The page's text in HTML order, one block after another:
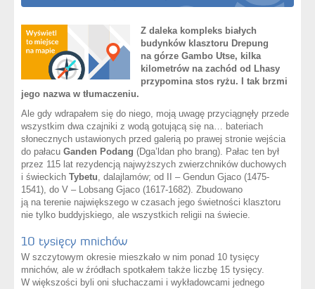
Z daleka kompleks białych
budynków klasztoru Drepung
na górze Gambo Utse, kilka
kilometrów na zachód od Lhasy
przypomina stos ryżu. I tak brzmi
jego nazwa w tłumaczeniu.
Ale gdy wdrapałem się do niego, moją uwagę przyciągnęły przede
wszystkim dwa czajniki z wodą gotującą się na… bateriach
słonecznych ustawionych przed galerią po prawej stronie wejścia
do pałacu Ganden Podang (Dga’ldan pho brang). Pałac ten był
przez 115 lat rezydencją najwyższych zwierzchników duchowych
i świeckich Tybetu, dalajlamów; od II – Gendun Gjaco (1475-
1541), do V – Lobsang Gjaco (1617-1682). Zbudowano
ją na terenie największego w czasach jego świetności klasztoru
nie tylko buddyjskiego, ale wszystkich religii na świecie.
10 tysięcy mnichów
W szczytowym okresie mieszkało w nim ponad 10 tysięcy
mnichów, ale w źródłach spotkałem także liczbę 15 tysięcy.
W większości byli oni słuchaczami i wykładowcami jednego